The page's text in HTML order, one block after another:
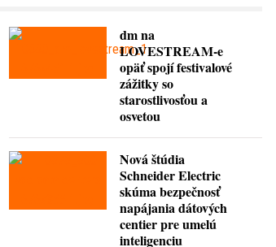
dm na
LOVESTREAM-e
opäť spojí festivalové
zážitky so
starostlivosťou a
osvetou
Nová štúdia
Schneider Electric
skúma bezpečnosť
napájania dátových
centier pre umelú
inteligenciu